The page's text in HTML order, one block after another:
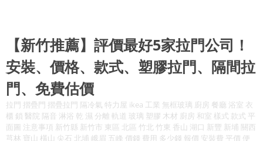
【新竹推薦】評價最好5家拉門公司！
安裝、價格、款式、塑膠拉門、隔間拉
門、免費估價
拉門 摺疊門 摺疊拉門 隔冷氣 特力屋 ikea 工業 無框玻璃 廚房 餐廳 浴室 衣
櫃 鎖 醫院 隔音 淋浴 乾 濕 分離 軌道 玻璃 塑膠 木材 廚房 和室 樣式 款式 平
面圖 注意事項 新竹縣 新竹市 東區 北區 竹北 竹東 香山 湖口 新豐 新埔 關西
芎林 寶山 橫山 尖石 北埔 峨眉 五峰 價錢 費用 多少錢 報價 安裝費 平價 便